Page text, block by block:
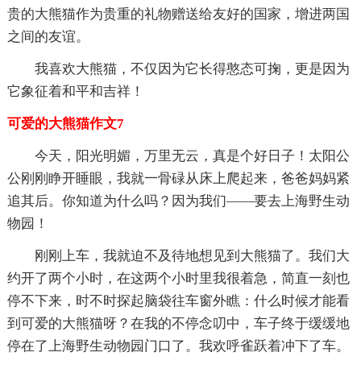
贵的大熊猫作为贵重的礼物赠送给友好的国家，增进两国
之间的友谊。
我喜欢大熊猫，不仅因为它长得憨态可掬，更是因为
它象征着和平和吉祥！
可爱的大熊猫作文7
今天，阳光明媚，万里无云，真是个好日子！太阳公
公刚刚睁开睡眼，我就一骨碌从床上爬起来，爸爸妈妈紧
追其后。你知道为什么吗？因为我们——要去上海野生动
物园！
刚刚上车，我就迫不及待地想见到大熊猫了。我们大
约开了两个小时，在这两个小时里我很着急，简直一刻也
停不下来，时不时探起脑袋往车窗外瞧：什么时候才能看
到可爱的大熊猫呀？在我的不停念叨中，车子终于缓缓地
停在了上海野生动物园门口了。我欢呼雀跃着冲下了车。